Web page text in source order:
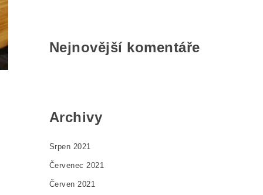
Nejnovější komentáře
Archivy
Srpen 2021
Červenec 2021
Červen 2021